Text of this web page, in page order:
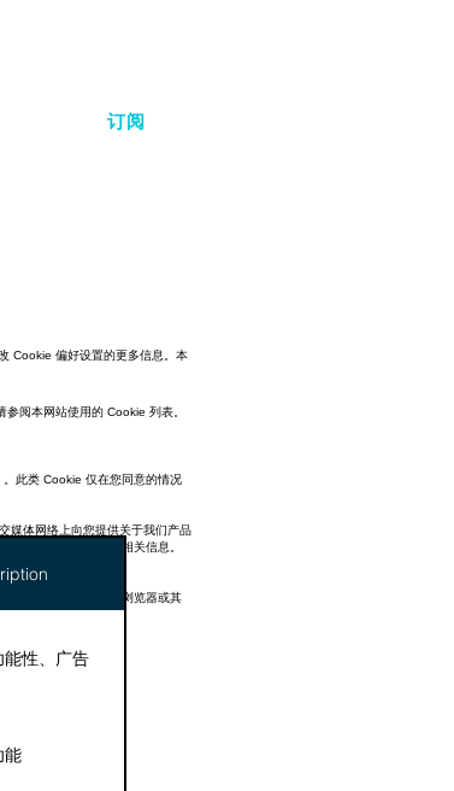
订阅
Cookie 偏好设置的更多信息。本
阅本网站使用的 Cookie 列表。
此类 Cookie 仅在您同意的情况
媒体网络上向您提供关于我们产品
保护声明中找到更多相关信息。
会发生这种情况。当浏览器或其
性、广告
能